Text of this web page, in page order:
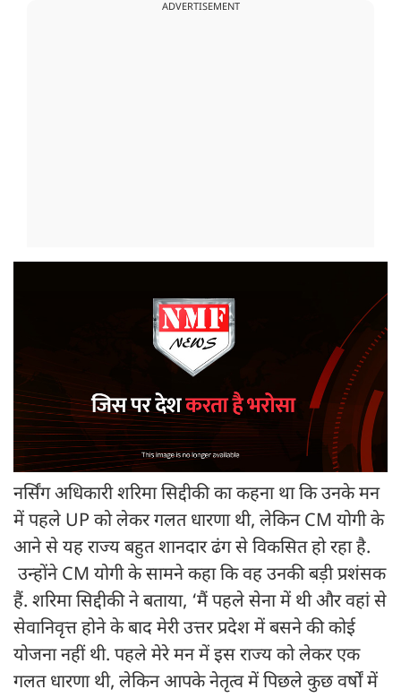
ADVERTISEMENT
नर्सिंग अधिकारी शरिमा सिद्दीकी का कहना था कि उनके मन
में पहले UP को लेकर गलत धारणा थी, लेकिन CM योगी के
आने से यह राज्य बहुत शानदार ढंग से विकसित हो रहा है.
उन्होंने CM योगी के सामने कहा कि वह उनकी बड़ी प्रशंसक
हैं. शरिमा सिद्दीकी ने बताया, ‘मैं पहले सेना में थी और वहां से
सेवानिवृत्त होने के बाद मेरी उत्तर प्रदेश में बसने की कोई
योजना नहीं थी. पहले मेरे मन में इस राज्य को लेकर एक
गलत धारणा थी, लेकिन आपके नेतृत्व में पिछले कुछ वर्षों में